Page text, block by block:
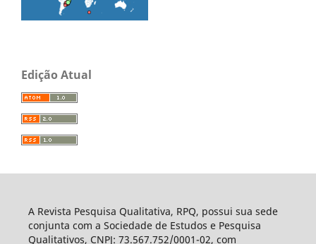
Edição Atual
A Revista Pesquisa Qualitativa, RPQ, possui sua sede
conjunta com a Sociedade de Estudos e Pesquisa
Qualitativos, CNPJ: 73.567.752/0001-02, com